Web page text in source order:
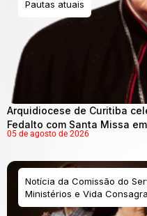
Pautas atuais
Arquidiocese de Curitiba
Fedalto com Santa Missa
05 de agosto de 2026
Notícia da Comissão do
Ministérios e Vida